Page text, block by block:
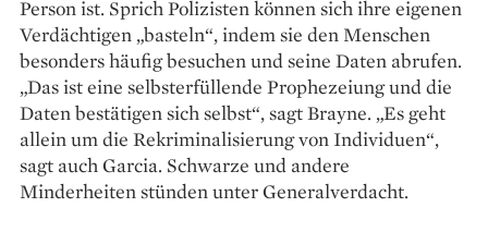
Person ist. Sprich Polizisten können sich ihre eigenen
Verdächtigen „basteln“, indem sie den Menschen
besonders häufig besuchen und seine Daten abrufen.
„Das ist eine selbsterfüllende Prophezeiung und die
Daten bestätigen sich selbst“, sagt Brayne. „Es geht
allein um die Rekriminalisierung von Individuen“,
sagt auch Garcia. Schwarze und andere
Minderheiten stünden unter Generalverdacht.